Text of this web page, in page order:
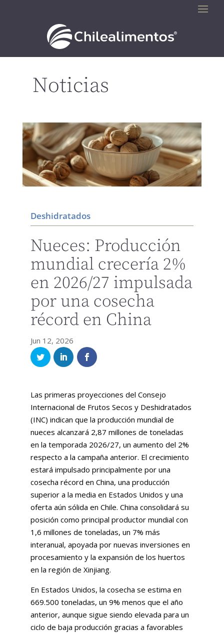
Noticias
Deshidratados
Nueces: Producción
mundial crecería 2%
en 2026/27 impulsada
por una cosecha
récord en China
Jun 12, 2026
Las primeras proyecciones del Consejo
Internacional de Frutos Secos y Deshidratados
(INC) indican que la producción mundial de
nueces alcanzará 2,87 millones de toneladas
en la temporada 2026/27, un aumento del 2%
respecto a la campaña anterior. El crecimiento
estará impulsado principalmente por una
cosecha récord en China, una producción
superior a la media en Estados Unidos y una
oferta aún sólida en Chile. China consolidará su
posición como principal productor mundial con
1,6 millones de toneladas, un 7% más
interanual, apoyada por nuevas inversiones en
procesamiento y la expansión de los huertos
en la región de Xinjiang.
En Estados Unidos, la cosecha se estima en
669.500 toneladas, un 9% menos que el año
anterior, aunque sigue siendo elevada para un
ciclo de baja producción gracias a favorables